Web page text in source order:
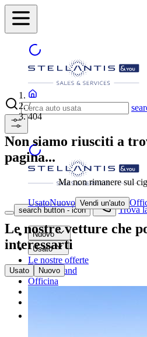
search button - icon Trova
Nuovo
Usato
Le nostre offerte
I nostri brand
Officina
/
404
Non siamo riusciti a
pagina...
Ma non rimanere sul
UsatoNuovo Vendi un'auto
Le nostre vetture che
interessarti
Usato Nuovo